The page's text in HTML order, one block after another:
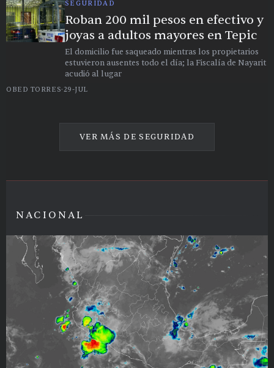
SEGURIDAD
Roban 200 mil pesos en efectivo y
joyas a adultos mayores en Tepic
El domicilio fue saqueado mientras los propietarios
estuvieron ausentes todo el día; la Fiscalía de Nayarit
acudió al lugar
OBED TORRES·29-JUL
VER MÁS DESEGURIDAD
NACIONAL